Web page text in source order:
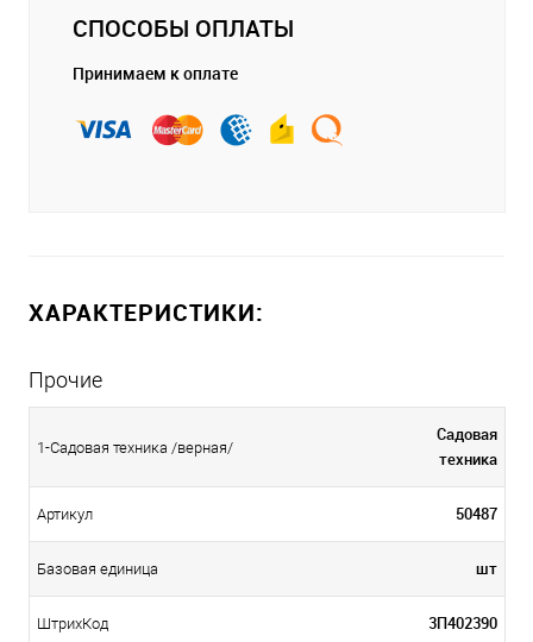
СПОСОБЫ ОПЛАТЫ
Принимаем к оплате
ХАРАКТЕРИСТИКИ:
Прочие
1-Садовая техника /верная/
Садовая
техника
Артикул 50487
Базовая единица шт
ШтрихКод 3П402390